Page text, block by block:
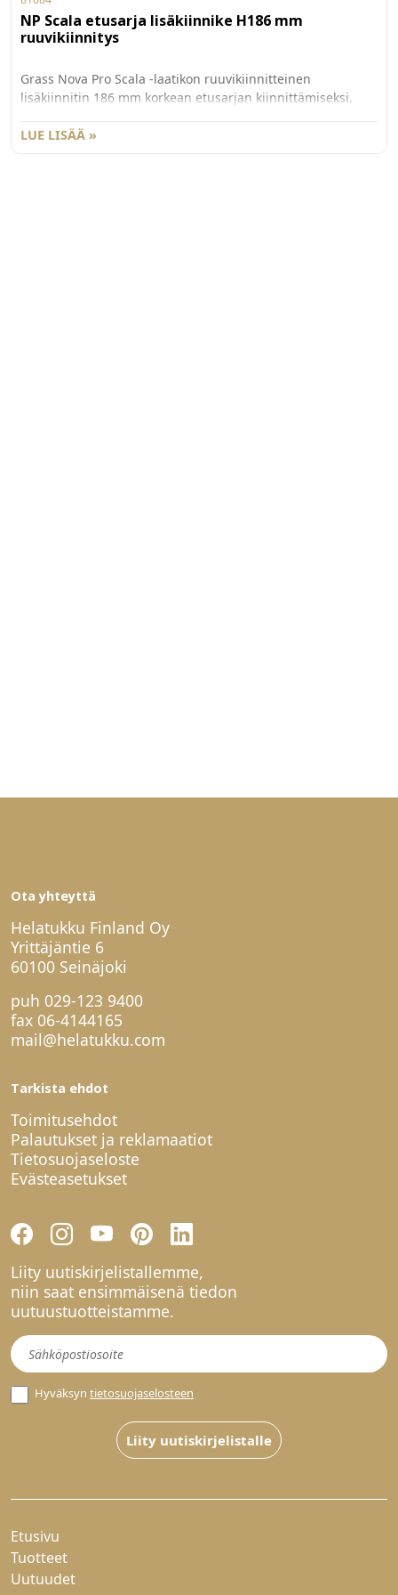
NP Scala etusarja lisäkiinnike H186 mm
ruuvikiinnitys
Grass Nova Pro Scala -laatikon ruuvikiinnitteinen
lisäkiinnitin 186 mm korkean etusarjan kiinnittämiseksi.
Myydään kappaleittain. 100 kpl/ltk.
LUE LISÄÄ »
Ota yhteyttä
Helatukku Finland Oy
Yrittäjäntie 6
60100 Seinäjoki
puh 029-123 9400
fax 06-4144165
mail@helatukku.com
Tarkista ehdot
Toimitusehdot
Palautukset ja reklamaatiot
Tietosuojaseloste
Evästeasetukset
Liity uutiskirjelistallemme,
niin saat ensimmäisenä tiedon
uutuustuotteistamme.
Uutiskirje
Hyväksyn tietosuojaselosteen
Liity uutiskirjelistalle
Etusivu
Tuotteet
Uutuudet